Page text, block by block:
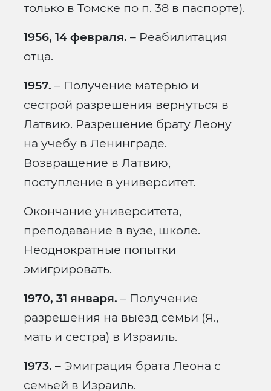
только в Томске по п. 38 в паспорте).
1956, 14 февраля. – Реабилитация
отца.
1957. – Получение матерью и
сестрой разрешения вернуться в
Латвию. Разрешение брату Леону
на учебу в Ленинграде.
Возвращение в Латвию,
поступление в университет.
Окончание университета,
преподавание в вузе, школе.
Неоднократные попытки
эмигрировать.
1970, 31 января. – Получение
разрешения на выезд семьи (Я.,
мать и сестра) в Израиль.
1973. – Эмиграция брата Леона с
семьей в Израиль.